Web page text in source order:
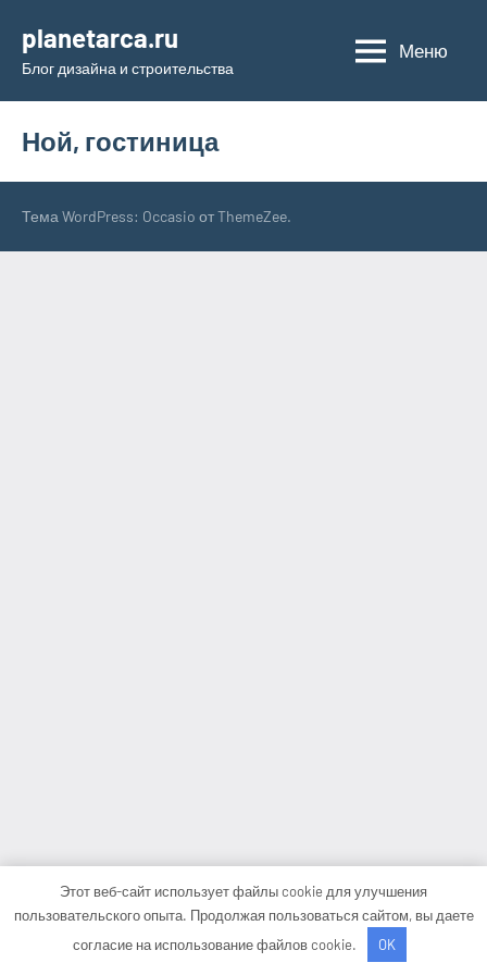
содержимому
planetarca.ru
Блог дизайна и строительства
Меню
Ной, гостиница
Тема WordPress: Occasio от ThemeZee.
Этот веб-сайт использует файлы cookie для улучшения
пользовательского опыта. Продолжая пользоваться сайтом, вы даете
согласие на использование файлов cookie.
OK